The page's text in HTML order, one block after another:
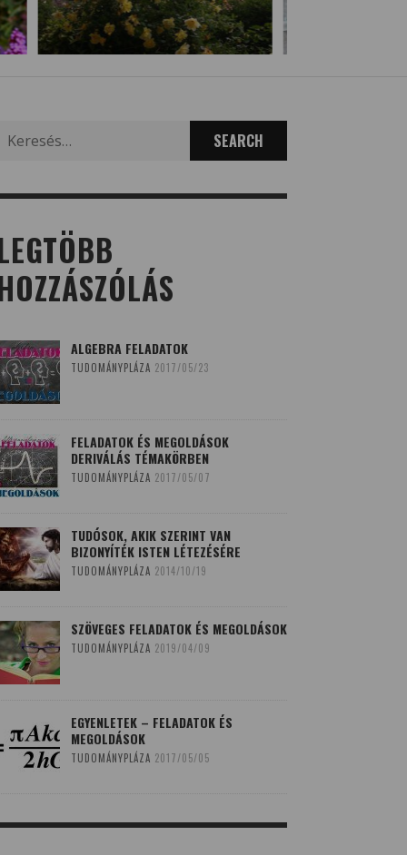
for:
ALGEBRA FELADATOK
TUDOMÁNYPLÁZA 2017/05/23
FELADATOK ÉS MEGOLDÁSOK
DERIVÁLÁS TÉMAKÖRBEN
TUDOMÁNYPLÁZA 2017/05/07
TUDÓSOK, AKIK SZERINT VAN
BIZONYÍTÉK ISTEN LÉTEZÉSÉRE
TUDOMÁNYPLÁZA 2014/10/19
SZÖVEGES FELADATOK ÉS MEGOLDÁSOK
TUDOMÁNYPLÁZA 2019/04/09
EGYENLETEK – FELADATOK ÉS
MEGOLDÁSOK
TUDOMÁNYPLÁZA 2017/05/05